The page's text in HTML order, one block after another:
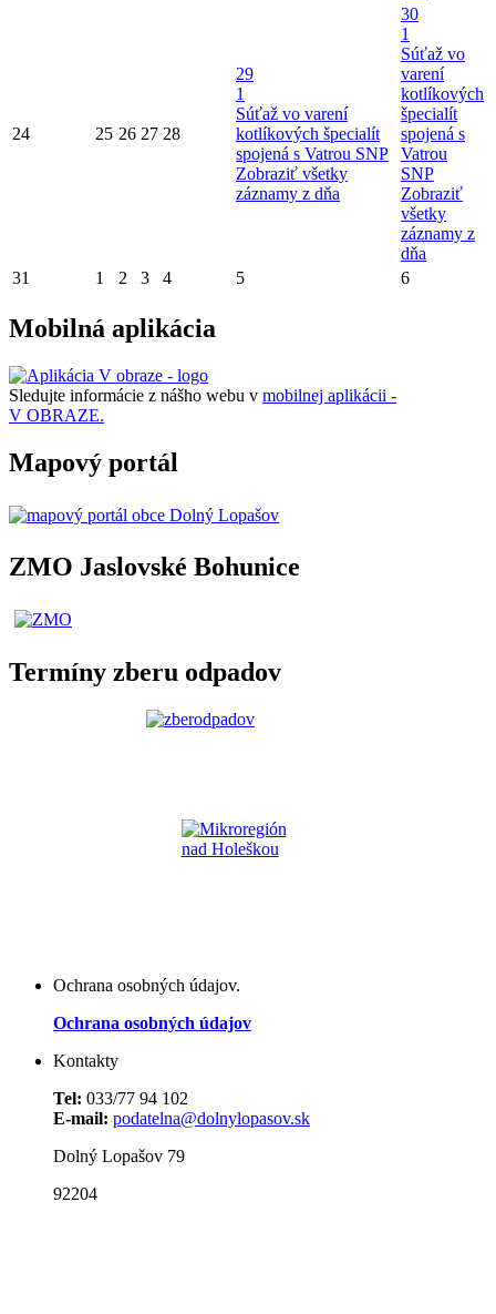
24 25 26 27 28
29
1
Súťaž vo varení
kotlíkových špecialít
spojená s Vatrou SNP
Zobraziť všetky
záznamy z dňa
30
1
Súťaž vo
varení
kotlíkových
špecialít
spojená s
Vatrou
SNP
Zobraziť
všetky
záznamy z
dňa
31
1 2 3 4 5 6
Mobilná aplikácia
Sledujte informácie z nášho webu v mobilnej aplikácii -
V OBRAZE.
Mapový portál
ZMO Jaslovské Bohunice
Termíny zberu odpadov
Ochrana osobných údajov.
Ochrana osobných údajov
Kontakty
Tel: 033/77 94 102
E-mail: podatelna@dolnylopasov.sk
Dolný Lopašov 79
92204